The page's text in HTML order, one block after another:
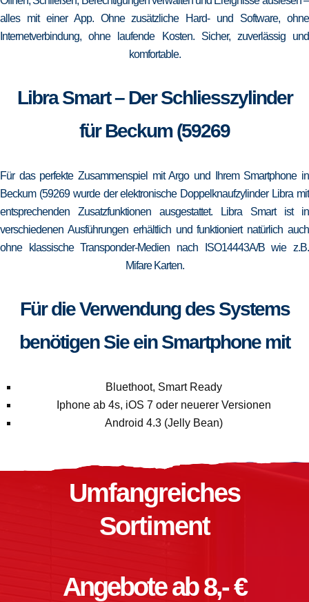
alles mit einer App. Ohne zusätzliche Hard- und Software, ohne
Internetverbindung, ohne laufende Kosten. Sicher, zuverlässig und
komfortable.
Libra Smart – Der Schliesszylinder
für Beckum (59269
Für das perfekte Zusammenspiel mit Argo und Ihrem Smartphone in
Beckum (59269 wurde der elektronische Doppelknaufzylinder Libra mit
entsprechenden Zusatzfunktionen ausgestattet. Libra Smart ist in
verschiedenen Ausführungen erhältlich und funktioniert natürlich auch
ohne klassische Transponder-Medien nach ISO14443A/B wie z.B.
Mifare Karten.
Für die Verwendung des Systems
benötigen Sie ein Smartphone mit
Bluethoot, Smart Ready
Iphone ab 4s, iOS 7 oder neuerer Versionen
Android 4.3 (Jelly Bean)
Umfangreiches
Sortiment
Angebote ab 8,- €